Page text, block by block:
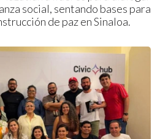
social, sentando bases para
de paz en Sinaloa.